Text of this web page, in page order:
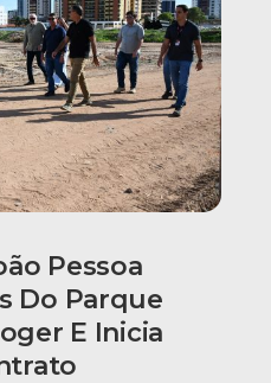
Pessoa
Do Parque
E Inicia